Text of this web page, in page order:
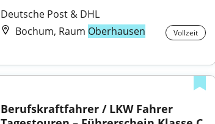
Deutsche Post & DHL
Bochum, Raum Oberhausen Vollzeit
Berufskraftfahrer / LKW Fahrer